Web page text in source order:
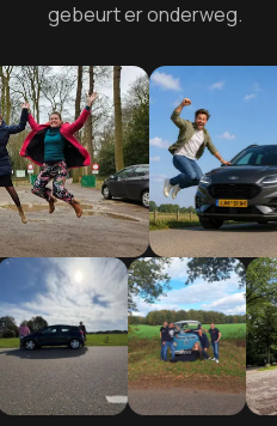
gebeurt er onderweg.